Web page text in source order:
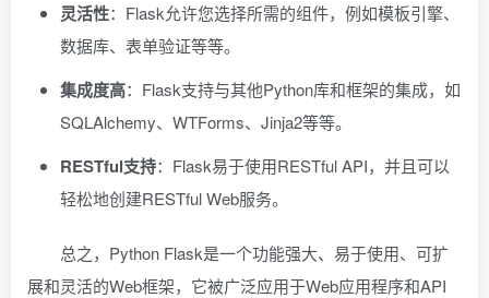
灵活性：Flask允许您选择所需的组件，例如模板引擎、
数据库、表单验证等等。
集成度高：Flask支持与其他Python库和框架的集成，如
SQLAlchemy、WTForms、Jinja2等等。
RESTful支持：Flask易于使用RESTful API，并且可以
轻松地创建RESTful Web服务。
总之，Python Flask是一个功能强大、易于使用、可扩
展和灵活的Web框架，它被广泛应用于Web应用程序和API